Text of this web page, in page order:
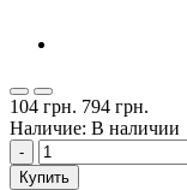
104 грн. 794 грн.
Наличие: В наличии
-
Купить